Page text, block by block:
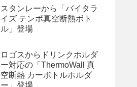
スタンレーから「バイタラ
イズ テンポ真空断熱ボト
ル」登場
ロゴスからドリンクホルダ
ー対応の「ThermoWall 真
空断熱 カーボトルホルダ